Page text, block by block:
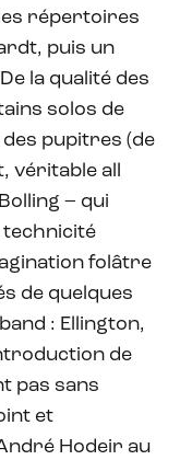
répertoires
puis un
la qualité des
solos de
des pupitres (de
véritable all
– qui
technicité
folâtre
de quelques
: Ellington,
de
pas sans
et
Hodeir au